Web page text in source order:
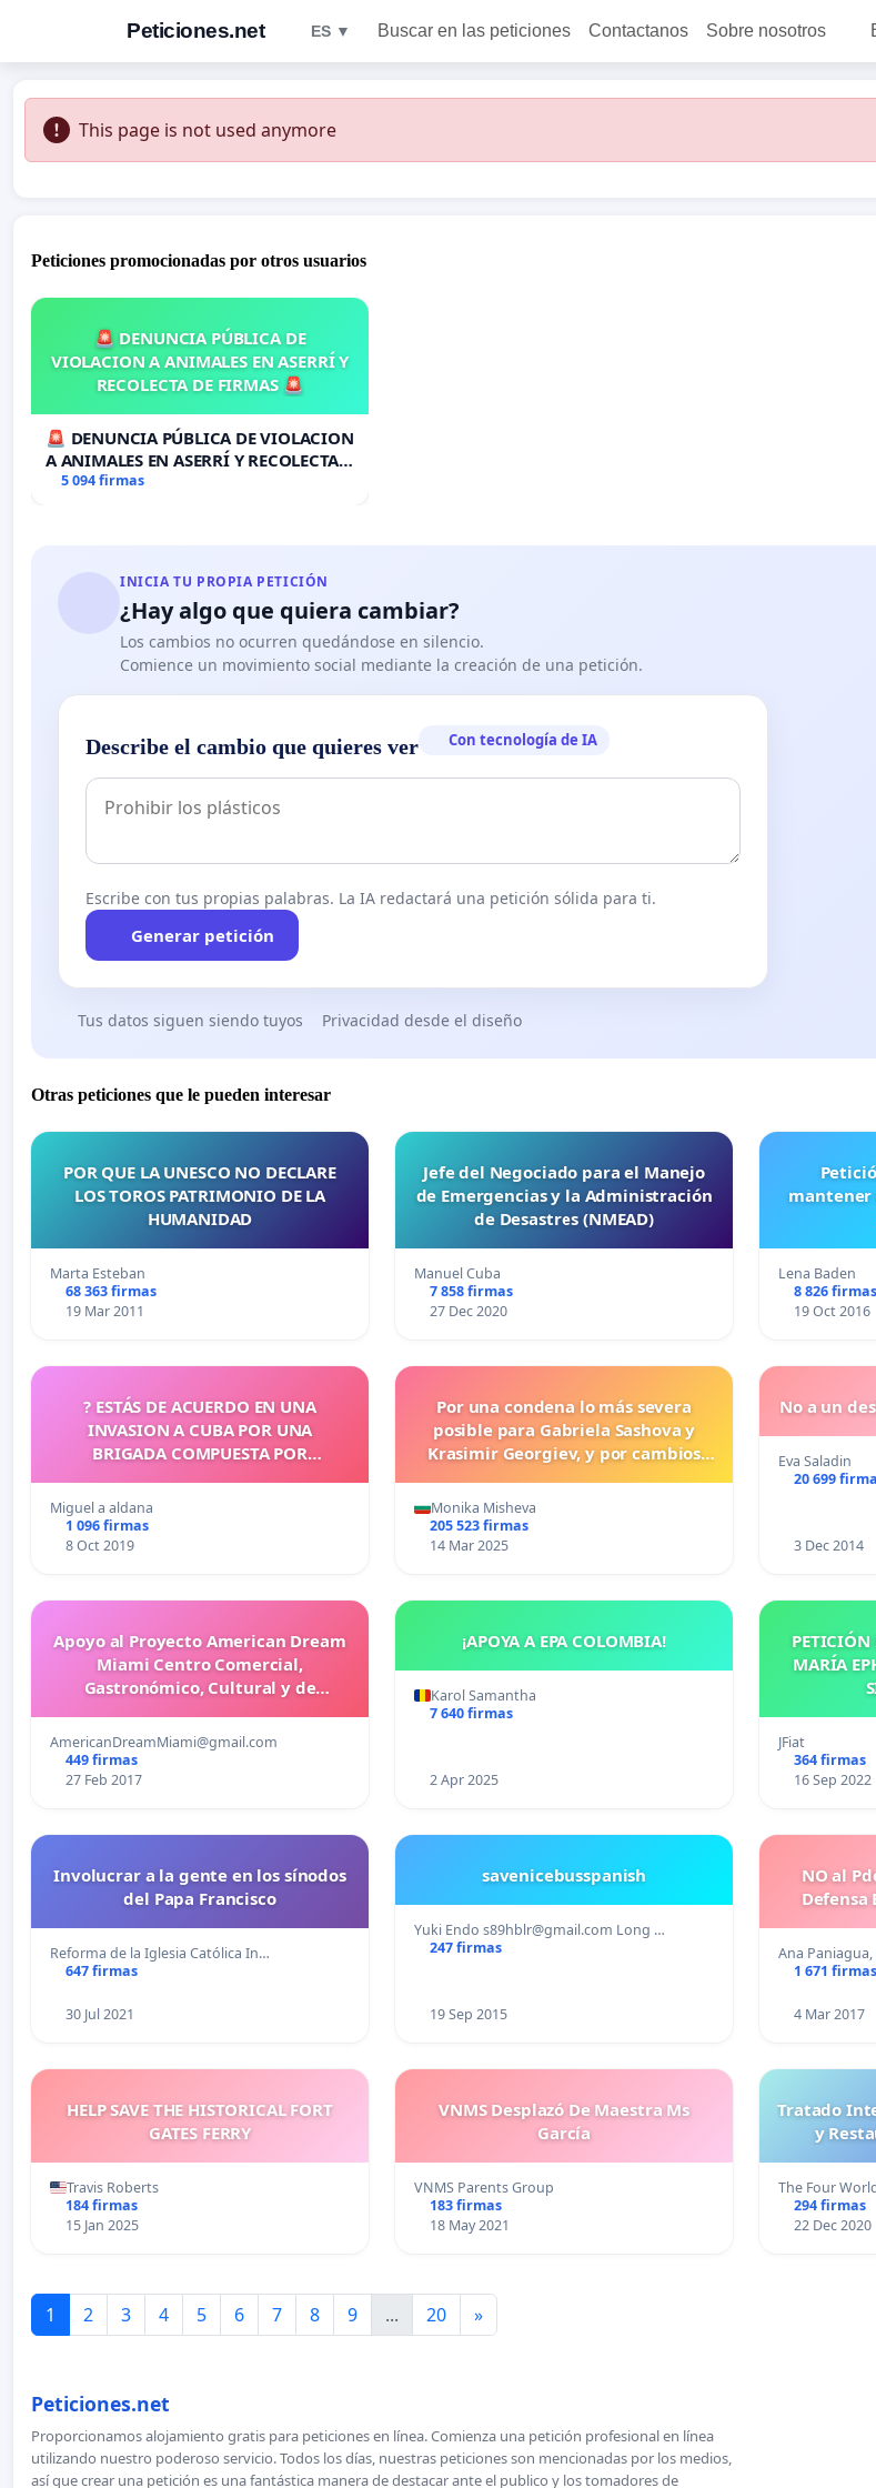
Peticiones.net ES ▼ Buscar en las peticiones Contactanos Sobre nosotros
This page is not used anymore
Peticiones promocionadas por otros usuarios
🚨 DENUNCIA PÚBLICA DE
VIOLACION A ANIMALES EN ASERRÍ Y
RECOLECTA DE FIRMAS 🚨
🚨 DENUNCIA PÚBLICA DE VIOLACION
A ANIMALES EN ASERRÍ Y RECOLECTA
DE FIRMAS 🚨
5 094 firmas
INICIA TU PROPIA PETICIÓN
¿Hay algo que quiera cambiar?
Los cambios no ocurren quedándose en silencio.
Comience un movimiento social mediante la creación de una petición.
Describe el cambio que quieres ver Con tecnología de IA
Escribe con tus propias palabras. La IA redactará una petición sólida para ti.
Generar petición
Tus datos siguen siendo tuyos Privacidad desde el diseño
Otras peticiones que le pueden interesar
POR QUE LA UNESCO NO DECLARE
LOS TOROS PATRIMONIO DE LA
HUMANIDAD
Marta Esteban
68 363 firmas
19 Mar 2011
Jefe del Negociado para el Manejo
de Emergencias y la Administración
de Desastres (NMEAD)
Manuel Cuba
7 858 firmas
27 Dec 2020
Petición solicitando
mantener
Lena Baden
8 826 firmas
19 Oct 2016
? ESTÁS DE ACUERDO EN UNA
INVASION A CUBA POR UNA
BRIGADA COMPUESTA POR
Miguel a aldana
1 096 firmas
8 Oct 2019
Por una condena lo más severa
posible para Gabriela Sashova y
Krasimir Georgiev, y por cambios
más duras para los crímenes
cometidos contra los animales.
Monika Misheva
205 523 firmas
14 Mar 2025
No a un
Eva Saladin
20 699
3 Dec 2014
Apoyo al Proyecto American Dream
Miami Centro Comercial,
Gastronómico, Cultural y de
AmericanDreamMiami@gmail.com
449 firmas
27 Feb 2017
¡APOYA A EPA COLOMBIA!
Karol Samantha
7 640 firmas
2 Apr 2025
PETICIÓN
MARÍA
JFiat
364 firmas
16 Sep 2022
Involucrar a la gente en los sínodos
del Papa Francisco
Reforma de la Iglesia Católica In…
647 firmas
30 Jul 2021
savenicebusspanish
Yuki Endo s89hblr@gmail.com Long …
247 firmas
19 Sep 2015
NO al
Defensa
Ana Paniagua,
1 671 firmas
4 Mar 2017
HELP SAVE THE HISTORICAL FORT
GATES FERRY
Travis Roberts
184 firmas
15 Jan 2025
VNMS Desplazó De Maestra Ms
García
VNMS Parents Group
183 firmas
18 May 2021
Tratado
y
The Four
294 firmas
22 Dec 2020
1 2 3 4 5 6 7 8 9 ... 20 »
Peticiones.net
Proporcionamos alojamiento gratis para peticiones en línea. Comienza una petición profesional en línea
utilizando nuestro poderoso servicio. Todos los días, nuestras peticiones son mencionadas por los medios,
así que crear una petición es una fantástica manera de destacar ante el publico y los tomadores de